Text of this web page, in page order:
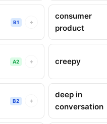
B1 +
consumer
product
A2 + creepy
B2 +
deep in
conversation